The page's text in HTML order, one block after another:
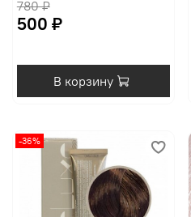
780 ₽
500 ₽
В корзину
-36%